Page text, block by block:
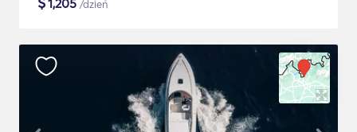
1,205 /dzień